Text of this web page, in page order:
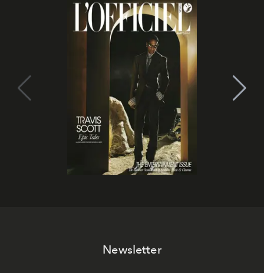
Newsletter